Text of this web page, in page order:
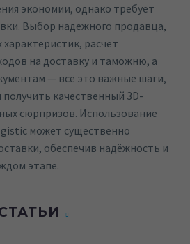
экономии, однако требует
Выбор надежного продавца,
характеристик, расчёт
на доставку и таможню, а
— всё это важные шаги,
качественный 3D-
сюрпризов. Использование
может существенно
обеспечив надёжность и
этапе.